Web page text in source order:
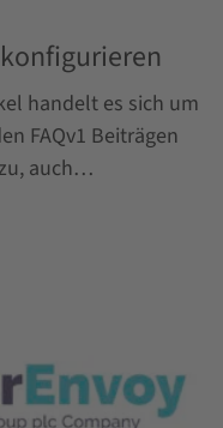
handelt es sich um
FAQv1 Beiträgen
auch…